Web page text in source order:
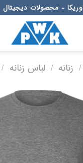
- محصولات
/ زنانه / لباس زنانه /